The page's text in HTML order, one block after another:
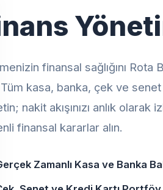
finansal sağlığını Rota
Tüm kasa, banka, çek ve
nakit akışınızı anlık
finansal kararlar alın.
Zamanlı Kasa ve Banka